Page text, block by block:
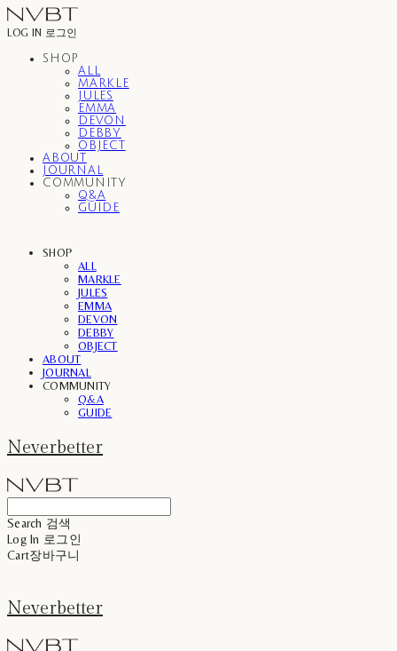
LOG IN 로그인
SHOP
ALL
MARKLE
JULES
EMMA
DEVON
DEBBY
OBJECT
ABOUT
JOURNAL
COMMUNITY
Q&A
GUIDE
SHOP
ALL
MARKLE
JULES
EMMA
DEVON
DEBBY
OBJECT
ABOUT
JOURNAL
COMMUNITY
Q&A
GUIDE
Neverbetter
Search 검색
Log In 로그인
Cart장바구니
Neverbetter